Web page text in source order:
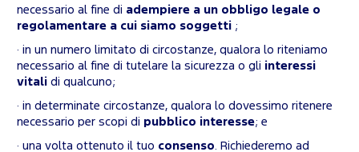
necessario al fine di adempiere a un obbligo legale o
regolamentare a cui siamo soggetti ;
· in un numero limitato di circostanze, qualora lo riteniamo
necessario al fine di tutelare la sicurezza o gli interessi
vitali di qualcuno;
· in determinate circostanze, qualora lo dovessimo ritenere
necessario per scopi di pubblico interesse; e
· una volta ottenuto il tuo consenso . Richiederemo ad